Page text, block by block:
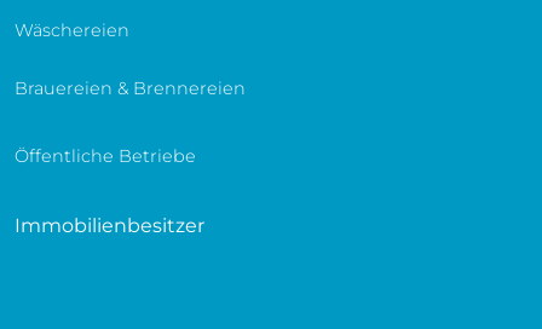
Wäschereien
Brauereien & Brennereien
Öffentliche Betriebe
Immobilienbesitzer